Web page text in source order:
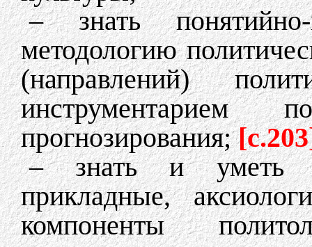
– знать
методологию
(направлений)
инструментарием
прогнозирования;
– знать и уметь
прикладные,
компоненты